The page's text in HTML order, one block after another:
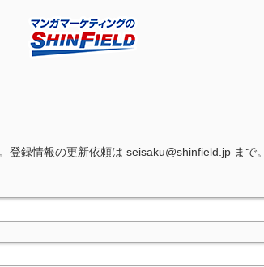
登録情報の更新依頼は seisaku@shinfield.jp まで